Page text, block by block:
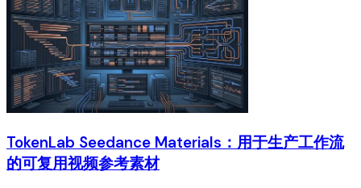
TokenLab Seedance Materials：用于生产工作流
的可复用视频参考素材